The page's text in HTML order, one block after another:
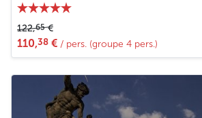
122,65€
110,38 € / pers. (groupe 4 pers.)